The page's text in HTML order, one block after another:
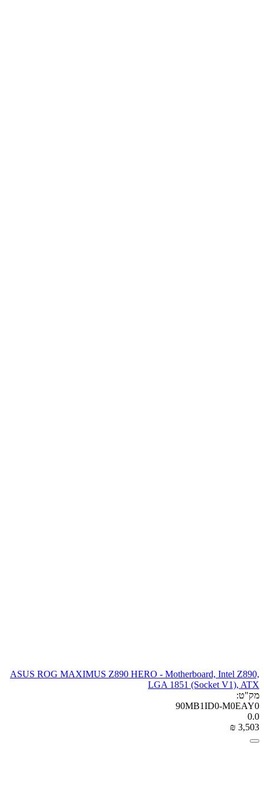
ASUS ROG MAXIMUS Z890 HERO - Motherboard, Intel Z890,
LGA 1851 (Socket V1), ATX
מק"ט:
90MB1ID0-M0EAY0
0.0
₪ 3,503